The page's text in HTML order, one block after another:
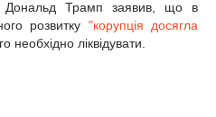
Трамп заявив, що в
розвитку "корупція досягла
необхідно ліквідувати.